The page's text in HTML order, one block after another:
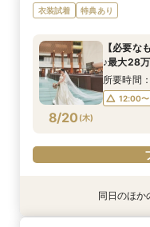
8/19(水)
《オンラ
特典付き
18:00〜
8/19(水)
【平日限
限定特典付
12:00〜
8/19(水)
スマホ・
のご相談も
12:00〜
衣装試着 特典あり
8/20 (木)
【必要な
♪最大28
所要時間
12:00〜
特典あり同日のほか